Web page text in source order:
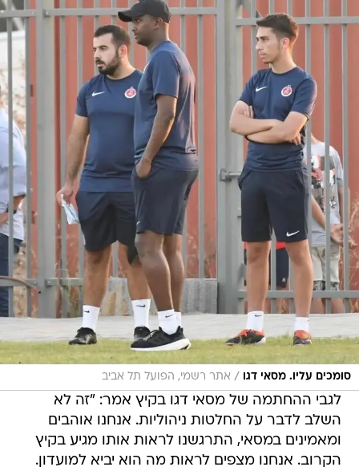
סומכים עליו. מסאי דגו / אתר רשמי, הפועל תל אביב
לגבי ההחתמה של מסאי דגו בקיץ אמר: "זה לא
השלב לדבר על החלטות ניהוליות. אנחנו אוהבים
ומאמינים במסאי, התרגשנו לראות אותו מגיע בקיץ
הקרוב. אנחנו מצפים לראות מה הוא יביא למועדון.